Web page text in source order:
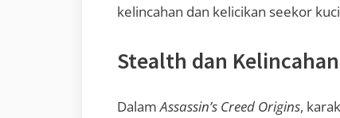
kelincahan dan kelicikan seekor
Stealth dan
DalamAssassin’s Creed Origins,